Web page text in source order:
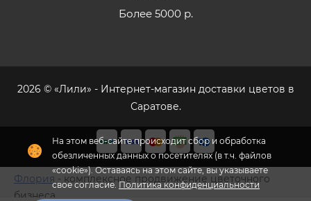
Более 5000 р.
2026 © «Лили» - Интернет-магазин доставки цветов в
Саратове.
Флория - комплексное продвижение цветочного
бизнеса